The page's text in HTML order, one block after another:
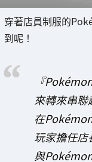
穿著店員制服的
到呢！
『
來轉來串聯
在
玩家擔任店
與